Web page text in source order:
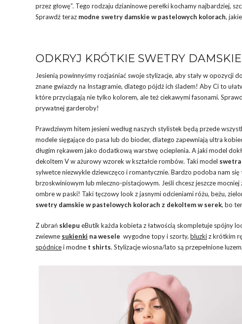
przez głowę”. Tego rodzaju dzianinowe perełki kochamy najbardziej,
Sprawdź teraz modne swetry damskie w pastelowych kolorach,
ODKRYJ KRÓTKIE SWETRY
Jesienią powinnyśmy rozjaśniać swoje stylizacje, aby stały w opozycji
znane gwiazdy na Instagramie, dlatego pójdź ich śladem! Aby Ci to
które przyciągają nie tylko kolorem, ale też ciekawymi fasonami.
prywatnej garderoby!
Prawdziwym hitem jesieni według naszych stylistek będą przede
modele sięgające do pasa lub do bioder, dlatego zapewniają ultra
długim rękawem jako dodatkową warstwę ocieplenia. A jaki model
dekoltem V w ażurowy wzorek w kształcie rombów. Taki model swetra
sylwetce niezwykle dziewczęco i romantycznie. Bardzo podoba nam
brzoskwiniowym lub mleczno-pistacjowym. Jeśli chcesz jeszcze
ombre w paski! Taki tęczowy look z jasnymi odcieniami różu, beżu,
swetry damskie w pastelowych kolorach z dekoltem w serek, bo
Z ubrań sklepu eButik każda kobieta z łatwością skompletuje spójny
zwiewne sukienki na wesele wygodne topy i szorty, bluzkiz krótkim
spódnicei modne t shirts. Stylizacje wiosna/lato są przepełnione